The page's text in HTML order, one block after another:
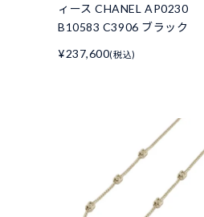
ィース CHANEL AP0230
B10583 C3906 ブラック
¥237,600(税込)